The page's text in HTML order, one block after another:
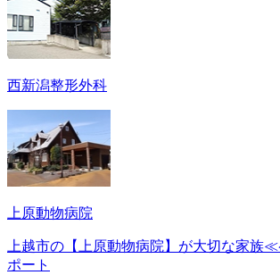
西新潟整形外科
上原動物病院
上越市の【上原動物病院】が大切な家族
ポート